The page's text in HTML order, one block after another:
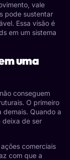
vale
pode sustentar
Essa visão é
em um sistema
uma
conseguem
O primeiro
Quando a
deixa de ser
comerciais
com que a